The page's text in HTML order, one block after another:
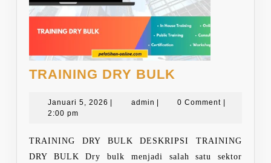
TRAINING DRY BULK
BULK
Januari 5, 2026 Januariadmin admin0 Comment
2:00 pm
TRAINING DRY BULK DESKRIPSI TRAINING
DRY BULK Dry bulk menjadi salah satu sektor